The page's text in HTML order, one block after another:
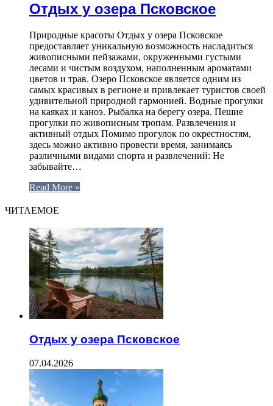
Отдых у озера Псковское
Природные красоты Отдых у озера Псковское
предоставляет уникальную возможность насладиться
живописными пейзажами, окруженными густыми
лесами и чистым воздухом, наполненным ароматами
цветов и трав. Озеро Псковское является одним из
самых красивых в регионе и привлекает туристов своей
удивительной природной гармонией. Водные прогулки
на каяках и каноэ. Рыбалка на берегу озера. Пешие
прогулки по живописным тропам. Развлечения и
активный отдых Помимо прогулок по окрестностям,
здесь можно активно провести время, занимаясь
различными видами спорта и развлечений: Не
забывайте…
Read More »
ЧИТАЕМОЕ
Отдых у озера Псковское
07.04.2026